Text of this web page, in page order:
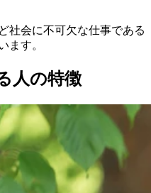
社会に不可欠な仕事である
ます。
人の特徴